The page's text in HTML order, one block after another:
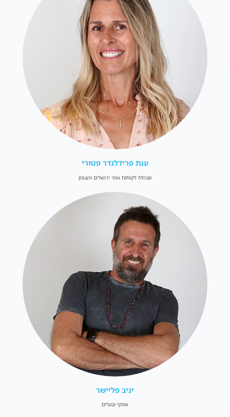
ענת פרידלנדר פטורי
מנהלת לקוחות אזור ירושלים והצפון
יניב פליישר
שותף ובעלים